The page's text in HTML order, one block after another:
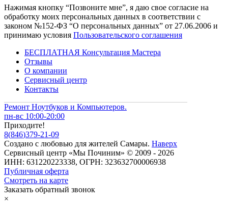
Нажимая кнопку “Позвоните мне”, я даю свое согласие на
обработку моих персональных данных в соответствии с
законом №152-ФЗ “О персональных данных” от 27.06.2006 и
принимаю условия Пользовательского соглашения
БЕСПЛАТНАЯ Консультация Мастера
Отзывы
О компании
Сервисный центр
Контакты
Ремонт Ноутбуков и Компьютеров.
пн-вс 10:00-20:00
Приходите!
8(846)379-21-09
Создано с любовью для жителей Самары. Наверх
Сервисный центр «Мы Починим» © 2009 - 2026
ИНН: 631220223338, ОГРН: 323632700006938
Публичная оферта
Смотреть на карте
Заказать обратный звонок
×